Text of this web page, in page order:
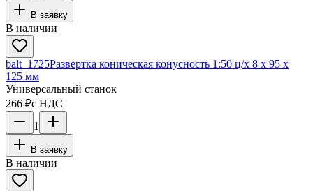
В заявку
В наличии
balt_1725Развертка коническая конусность 1:50 ц/х 8 х 95 х
125 мм
Универсальный станок
266 ₽с НДС
1
В заявку
В наличии